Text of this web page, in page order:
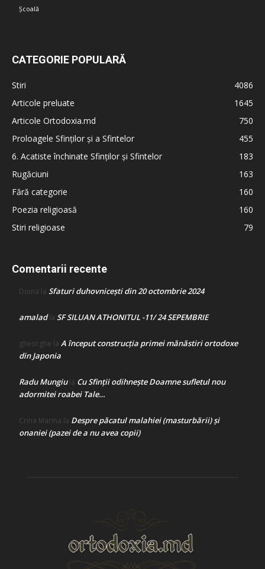
Școală
CATEGORIE POPULARĂ
Stiri
4086
Articole preluate
1645
Articole Ortodoxia.md
750
Proloagele Sfinților și a Sfintelor
455
6. Acatiste închinate Sfinților și Sfintelor
183
Rugăciuni
163
Fără categorie
160
Poezia religioasă
160
Stiri religioase
79
Comentarii recente
Doina la Sfaturi duhovnicești din 20 octombrie 2024
amaladla SF SILUAN ATHONITUL -11/ 24 SEPEMBRIE
gheorghe la A început construcţia primei mănăstiri ortodoxe
din Japonia
Radu Mungiula Cu Sfinții odihnește Doamne sufletul nou
adormitei roabei Tale…
Crina Marina la Despre păcatul malahiei (masturbării) şi
onaniei (pazei de a nu avea copii)